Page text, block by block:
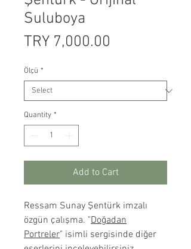
Suluboya
TRY 7,000.00
Ölçü *
Quantity *
Add to Cart
Ressam Sunay Şentürk imzalı
özgün çalışma. "Doğadan
Portreler" isimli sergisinde diğer